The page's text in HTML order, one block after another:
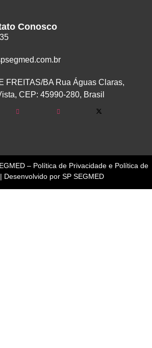
Conosco
FREITAS/BA Rua Águas Claras,
CEP: 45990-280, Brasil
– Política de Privacidadee Política de
Desenvolvido por SP SEGMED